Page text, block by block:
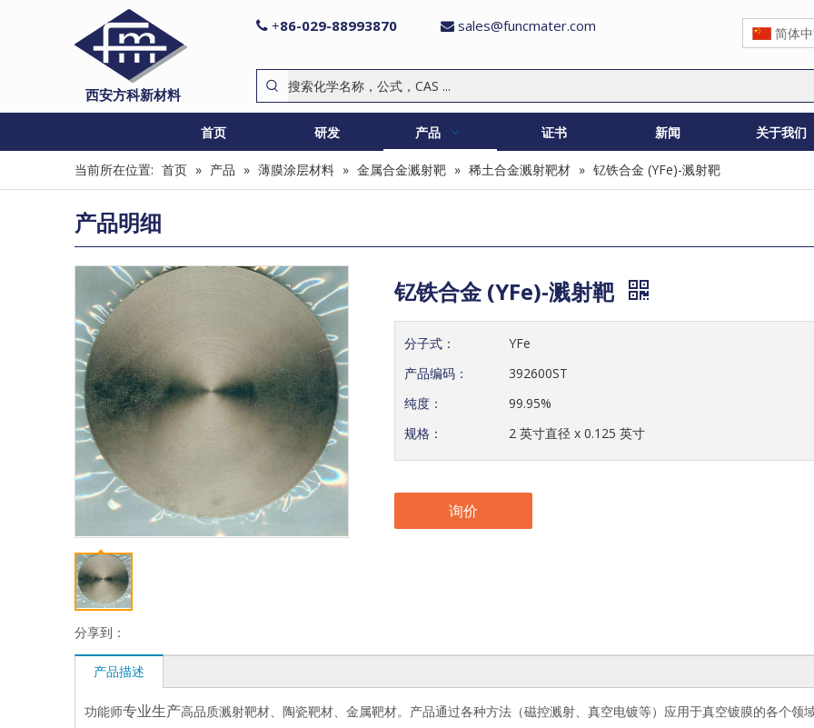
西安方科新材料
 +86-029-88993870  sales@funcmater.com 简体
首页 研发 产品 证书 新闻 关于我们
当前所在位置: 首页 » 产品 » 薄膜涂层材料 » 金属合金溅射靶 » 稀土合金溅射靶材 » 钇铁合金 (YFe)-溅射靶
产品明细
分享到：
钇铁合金 (YFe)-溅射靶
分子式：
YFe
产品编码：
392600ST
纯度：
99.95%
规格：
2 英寸直径 x 0.125 英寸
询价
产品描述
功能师专业生产高品质溅射靶材、陶瓷靶材、金属靶材。产品通过各种方法（磁控溅射、真空电镀等）应用于真空镀膜的各个领